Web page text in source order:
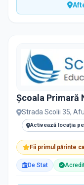
Școala Primară
Strada Scolii 35,
Activează locația
Fii primul părinte
De Stat